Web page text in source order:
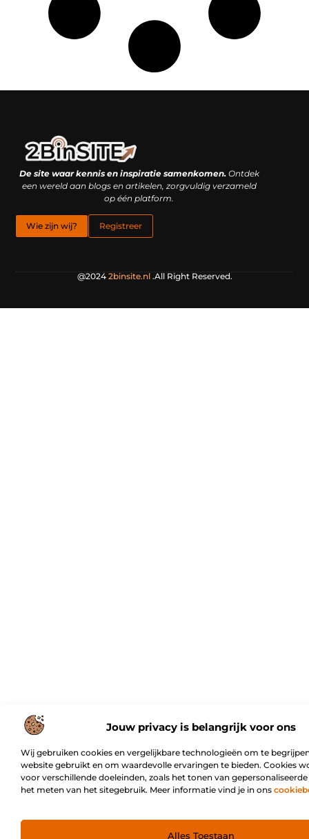
Jouw privacy is belangrijk voor ons
Wij gebruiken cookies en vergelijkbare technologieën om te
website gebruikt en om waardevolle ervaringen te bieden. Cookies
voor verschillende doeleinden, zoals het tonen van
het meten van het sitegebruik. Meer informatie vind je in ons
Alles Toestaan
De site waar kennis en inspiratie samenkomen.Ontdek
een wereld aan blogs en artikelen, zorgvuldig verzameld
op één platform.
Wie zijn wij? Registreer
@2024 2binsite.nl.All Right Reserved.